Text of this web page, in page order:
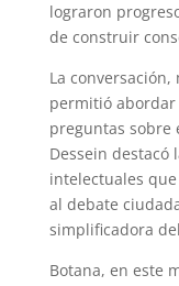
lograron
de construir
La
permitió abordar
preguntas sobre
Dessein destacó
intelectuales
al debate
simplificadora
Botana, en este